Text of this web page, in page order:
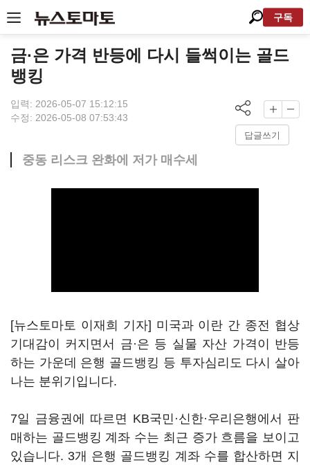
구독
금·은 가격 반등에 다시 들썩이는 골드
뱅킹
입력: 2026-05-07 15:12:15
수정: 2026-05-08 07:53:43
답글쓰기
중동 리스크 완화에 저가 매수세
[뉴스토마토 이재희 기자] 미국과 이란 간 종전 협상
기대감이 커지면서 금·은 등 실물 자산 가격이 반등
하는 가운데 은행 골드뱅킹 등 투자심리도 다시 살아
나는 분위기입니다.
7일 금융권에 따르면 KB국민·신한·우리은행에서 판
매하는 골드뱅킹 계좌 수는 최근 증가 흐름을 보이고
있습니다. 3개 은행 골드뱅킹 계좌 수를 합산하면 지